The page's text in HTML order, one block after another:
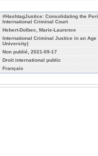
#HashtagJustice: Consolidating the
International Criminal Court
Hebert-Dolbec, Marie-Laurence
International Criminal Justice in an
University)
Non publié, 2021-09-17
Droit international public
Français